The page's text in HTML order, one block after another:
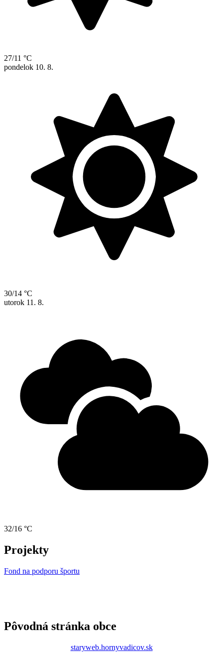
27/11 °C
pondelok 10. 8.
30/14 °C
utorok 11. 8.
32/16 °C
Projekty
Fond na podporu športu
Pôvodná stránka obce
staryweb.hornyvadicov.sk